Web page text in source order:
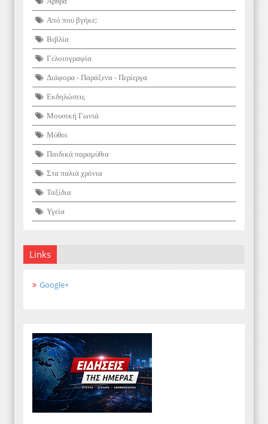
Από που βγήκε;
Βιβλία
Γελοιογραφία
Διάφορα - Παράξενα - Περίεργα
Εκδηλώσεις
Μουσική Γωνιά
Μύθοι
Παιδικά παραμύθια
Στα παλιά χρόνια
Ταξίδια
Υγεία
Links
Google+